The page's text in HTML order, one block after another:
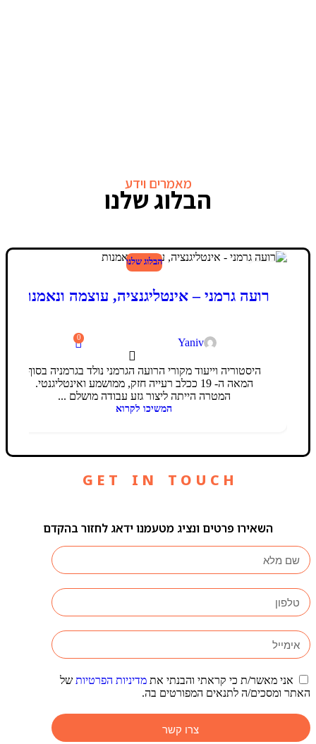
מאמרים וידע
הבלוג שלנו
הבלוג שלנו
רועה גרמני – אינטליגנציה, עוצמה ונאמנות
Yaniv
0
היסטוריה וייעוד מקורי הרועה הגרמני נולד בגרמניה בסוף
המאה ה- 19 ככלב רעייה חזק, ממושמע ואינטליגנטי.
המטרה הייתה ליצור גזע עבודה מושלם ...
המשיכו לקרוא
G E T I N T O U C H
השאירו פרטים ונציג מטעמנו ידאג לחזור בהקדם
אני מאשר/ת כי קראתי והבנתי את מדיניות הפרטיות של
האתר ומסכים/ה לתנאים המפורטים בה.
צרו קשר